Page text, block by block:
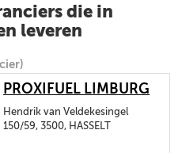
die in
leveren
PROXIFUEL LIMBURG
Hendrik van Veldekesingel
150/59, 3500, HASSELT